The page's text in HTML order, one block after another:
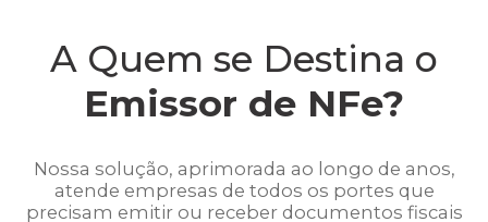
A Quem se Destina o
Emissor de NFe?
Nossa solução, aprimorada ao longo de anos,
atende empresas de todos os portes que
precisam emitir ou receber documentos fiscais